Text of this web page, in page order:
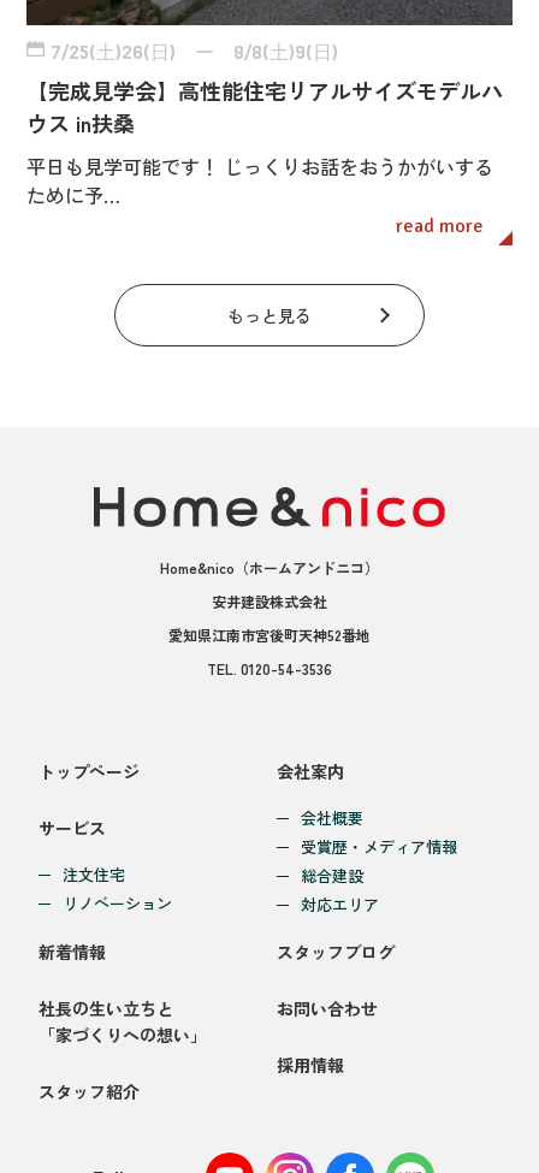
7/25(土)26(日) ー 8/8(土)9(日)
【完成見学会】高性能住宅リアルサイズモデルハ
ウス in扶桑
平日も見学可能です！ じっくりお話をおうかがいする
ために予…
read more
もっと見る
Home&nico （ホームアンドニコ）
安井建設株式会社
愛知県江南市宮後町天神52番地
TEL. 0120-54-3536
トップページ
サービス
注文住宅
リノベーション
会社案内
会社概要
受賞歴・メディア情報
総合建設
対応エリア
新着情報
社長の生い立ちと
「家づくりへの想い」
スタッフ紹介
スタッフブログ
お問い合わせ
採用情報